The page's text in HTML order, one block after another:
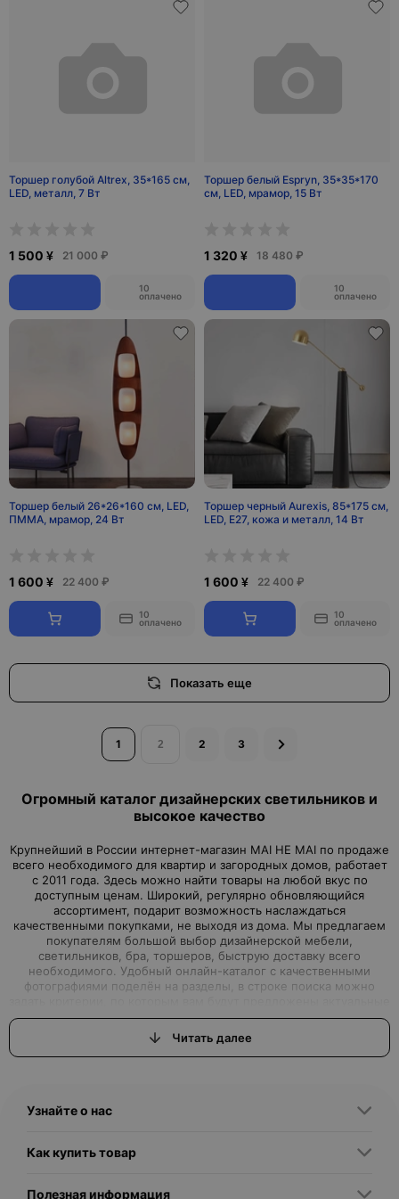
Торшер голубой Altrex, 35*165 см,
LED, металл, 7 Вт
1 500 ¥ 21 000 ₽
10
оплачено
Торшер белый Espryn, 35*35*170
см, LED, мрамор, 15 Вт
1 320 ¥ 18 480 ₽
10
оплачено
Торшер белый 26*26*160 см, LED,
ПММА, мрамор, 24 Вт
1 600 ¥ 22 400 ₽
10
оплачено
Торшер черный Aurexis, 85*175 см,
LED, Е27, кожа и металл, 14 Вт
1 600 ¥ 22 400 ₽
10
оплачено
Показать еще
1 2 3
Огромный каталог дизайнерских светильников и
высокое качество
Крупнейший в России интернет-магазин MAI HE MAI по продаже
всего необходимого для квартир и загородных домов, работает
с 2011 года. Здесь можно найти товары на любой вкус по
доступным ценам. Широкий, регулярно обновляющийся
ассортимент, подарит возможность наслаждаться
качественными покупками, не выходя из дома. Мы предлагаем
покупателям большой выбор дизайнерской мебели,
светильников, бра, торшеров, быструю доставку всего
необходимого. Удобный онлайн-каталог с качественными
фотографиями поделён на разделы, в строке поиска можно
варианты товаров нашего магазина.Интернет-магазин, где вы
можете найти всё, что ищете
Вы задумали начать ремонт или просто обновить дизайн
предложения, которые смогут удовлетворить самые
неповторимым. Дизайнерские светильники купить любых
сферах жизни. Напольные светильники – торшеры украсят не
Читать далее
Узнайте о нас
Как купить товар
Полезная информация